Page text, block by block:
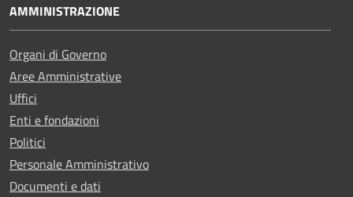
AMMINISTRAZIONE
Organi di Governo
Aree Amministrative
Uffici
Enti e fondazioni
Politici
Personale Amministrativo
Documenti e dati